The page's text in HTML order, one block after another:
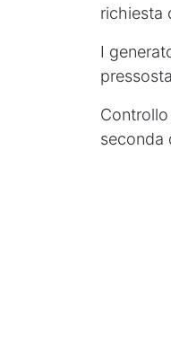
richiesta
I
seconda